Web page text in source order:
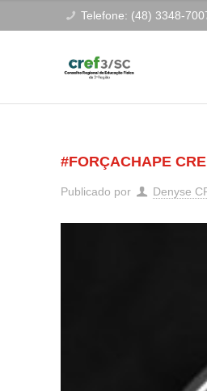
Telefone: (48) 3348-
#FORÇACHAPE
Publicado por Denyse